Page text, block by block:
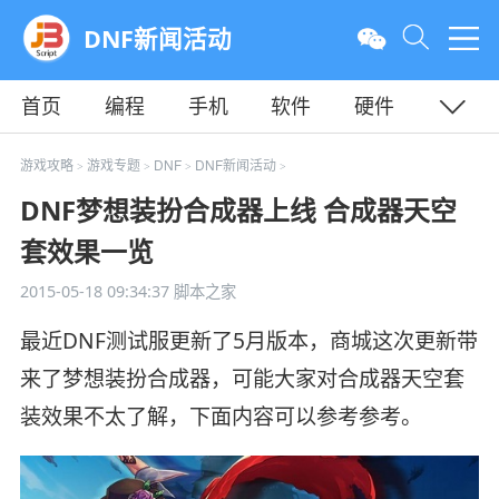
DNF新闻活动
首页 编程 手机 软件
硬件
教程
平面 服务器
游戏攻略> 游戏专题 > DNF> DNF新闻活动 >
DNF梦想装扮合成器上线 合成器天空
套效果一览
2015-05-18 09:34:37脚本之家
最近DNF测试服更新了5月版本，商城这次更新带
来了梦想装扮合成器，可能大家对合成器天空套
装效果不太了解，下面内容可以参考参考。